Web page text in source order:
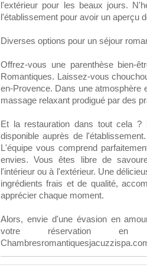
l'extérieur pour les beaux jours.
l'établissement pour avoir un aperçu
Diverses options pour un séjour
Offrez-vous une parenthèse bien-
Romantiques. Laissez-vous
en-Provence. Dans une atmosphère
massage relaxant prodigué par des
Et la restauration dans tout cela
disponible auprès de
L'équipe vous comprend
envies. Vous êtes libre de
l'intérieur ou à l'extérieur. Une
ingrédients frais et de qualité,
apprécier chaque moment.
Alors, envie d'une évasion en
votre réservation